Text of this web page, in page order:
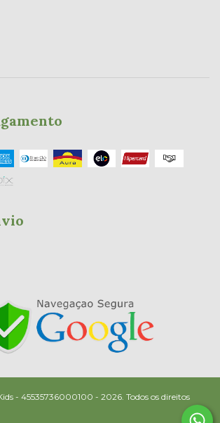
- 45535736000100 - 2026. Todos os direitos